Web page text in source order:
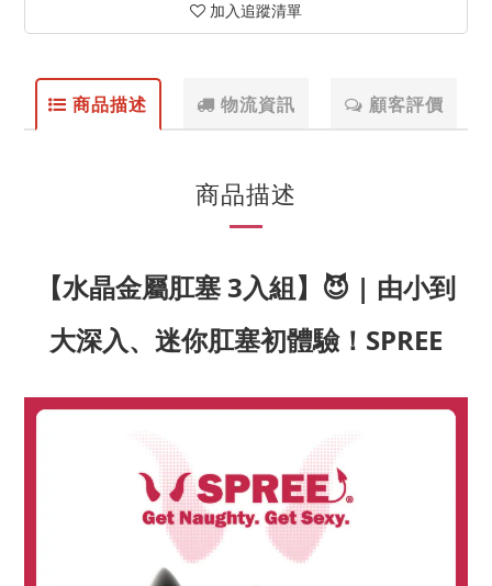
加入追蹤清單
商品描述 物流資訊 顧客評價
商品描述
【水晶金屬肛塞 3入組】😈 | 由小到
大深入、迷你肛塞初體驗！SPREE